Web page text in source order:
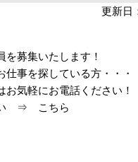
更新日
募集いたします！
事を探している方・・・
気軽にお電話ください！
い ⇒
こちら